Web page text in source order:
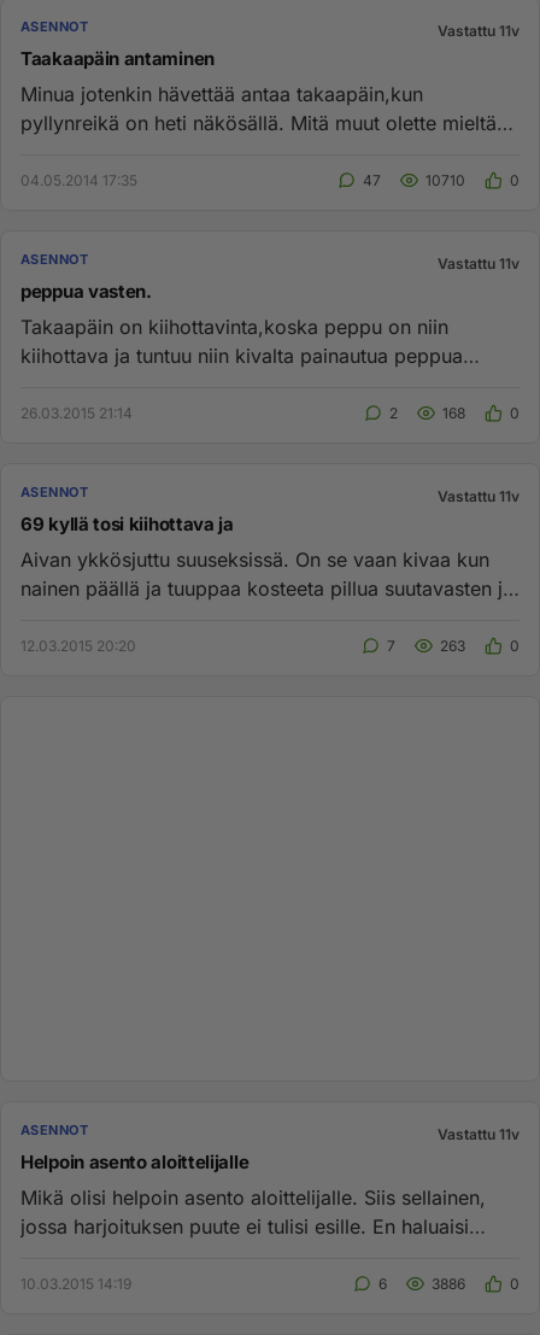
ASENNOT Vastattu 11v
Taakaapäin antaminen
Minua jotenkin hävettää antaa takaapäin,kun
pyllynreikä on heti näkösällä. Mitä muut olette mieltä
04.05.2014 17:35 47 10710 0
ASENNOT Vastattu 11v
peppua vasten.
Takaapäin on kiihottavinta,koska peppu on niin
kiihottava ja tuntuu niin kivalta painautua peppua
26.03.2015 21:14 2 168 0
ASENNOT Vastattu 11v
69 kyllä tosi kiihottava ja
Aivan ykkösjuttu suuseksissä. On se vaan kivaa kun
nainen päällä ja tuuppaa kosteeta pillua suutavasten ja
12.03.2015 20:20 7 263 0
ASENNOT Vastattu 11v
Helpoin asento aloittelijalle
Mikä olisi helpoin asento aloittelijalle. Siis sellainen,
jossa harjoituksen puute ei tulisi esille. En haluaisi
10.03.2015 14:19 6 3886 0